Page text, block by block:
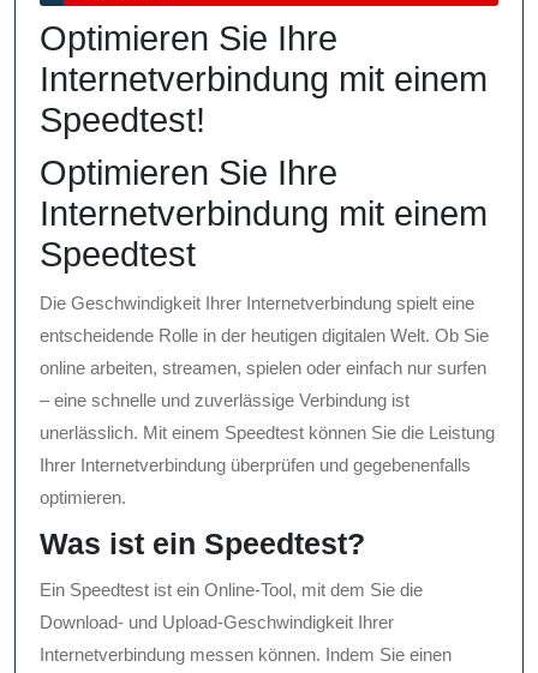
2025
Optimieren Sie Ihre
Internetverbindung mit einem
Speedtest!
Optimieren Sie Ihre
Internetverbindung mit einem
Speedtest
Die Geschwindigkeit Ihrer Internetverbindung spielt eine
entscheidende Rolle in der heutigen digitalen Welt. Ob Sie
online arbeiten, streamen, spielen oder einfach nur surfen
– eine schnelle und zuverlässige Verbindung ist
unerlässlich. Mit einem Speedtest können Sie die Leistung
Ihrer Internetverbindung überprüfen und gegebenenfalls
optimieren.
Was ist ein Speedtest?
Ein Speedtest ist ein Online-Tool, mit dem Sie die
Download- und Upload-Geschwindigkeit Ihrer
Internetverbindung messen können. Indem Sie einen